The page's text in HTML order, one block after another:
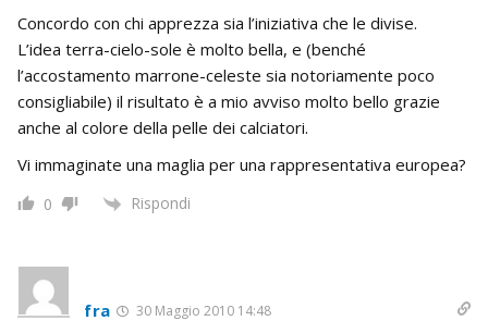
Concordo con chi apprezza sia l’iniziativa che le divise.
L’idea terra-cielo-sole è molto bella, e (benché
l’accostamento marrone-celeste sia notoriamente poco
consigliabile) il risultato è a mio avviso molto bello grazie
anche al colore della pelle dei calciatori.
Vi immaginate una maglia per una rappresentativa europea?
0 Rispondi
fra 30 Maggio 2010 14:48